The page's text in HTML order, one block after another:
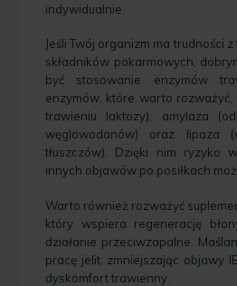
indywidualnie.
Jeśli Twój organizm ma trudności
składników pokarmowych,
być stosowanie enzymów
enzymów, które warto
trawieniu laktozy), amylaza
węglowodanów) oraz lipaza
tłuszczów). Dzięki nim ryzyko
innych objawów po posiłkach
Warto również rozważyć
który wspiera regenerację
działanie przeciwzapalne.
pracę jelit, zmniejszając objawy
dyskomfort trawienny.